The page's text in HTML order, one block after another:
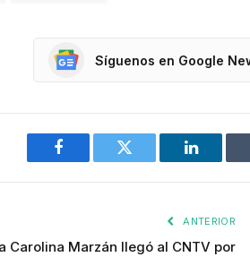
Síguenos en Google
Facebook Twitter LinkedIn
ANTERIOR
Carolina Marzán llegó al CNTV por